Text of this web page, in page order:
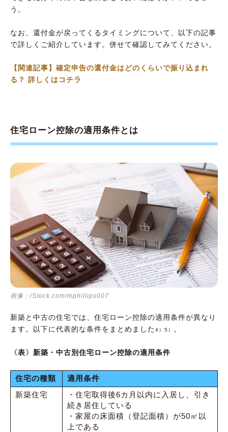
う。
なお、還付金が戻ってくるタイミングについて、以下の記事
で詳しくご紹介しています。併せて確認してみてください。
【関連記事】確定申告の還付金はどのくらいで振り込まれ
る？ 詳しくはコチラ
住宅ローン控除の適用条件とは
画像：iStock.com/mphillips007
新築と中古の住宅では、住宅ローン控除の適用条件が異なり
ます。以下に代表的な条件をまとめました4）5） 。
〈表〉新築・中古別住宅ローン控除の適用条件
住宅の種類
適用条件
新築住宅
・住宅取得後6カ月以内に入居し、引き
続き居住している
・家屋の床面積（登記面積）が50㎡以
上である